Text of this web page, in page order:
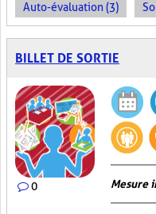
Auto-évaluation (3)
BILLET DE SORTIE
0 Mesure